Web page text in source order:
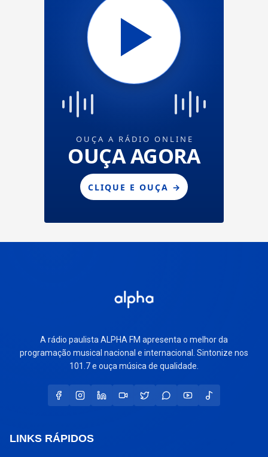
A rádio paulista ALPHA FM apresenta o melhor da
programação musical nacional e internacional. Sintonize nos
101.7 e ouça música de qualidade.
LINKS RÁPIDOS